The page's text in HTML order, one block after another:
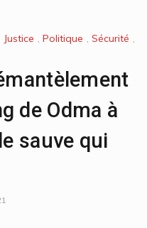
Justice , Politique , Sécurité ,
de Odma à
sauve qui